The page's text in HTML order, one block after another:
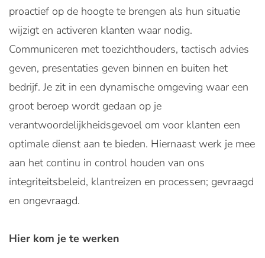
proactief op de hoogte te brengen als hun situatie
wijzigt en activeren klanten waar nodig.
Communiceren met toezichthouders, tactisch advies
geven, presentaties geven binnen en buiten het
bedrijf. Je zit in een dynamische omgeving waar een
groot beroep wordt gedaan op je
verantwoordelijkheidsgevoel om voor klanten een
optimale dienst aan te bieden. Hiernaast werk je mee
aan het continu in control houden van ons
integriteitsbeleid, klantreizen en processen; gevraagd
en ongevraagd.
Hier kom je te werken